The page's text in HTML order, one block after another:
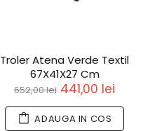
Troler Atena Verde Textil
67X41X27 Cm
652,00 lei 441,00 lei
ADAUGA IN COS